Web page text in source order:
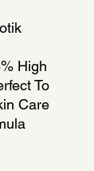
High
To
Care